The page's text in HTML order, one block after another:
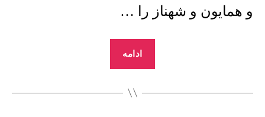
و همایون و شهناز را …
ادامه